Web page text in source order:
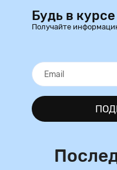
Будь в курсе
Получайте